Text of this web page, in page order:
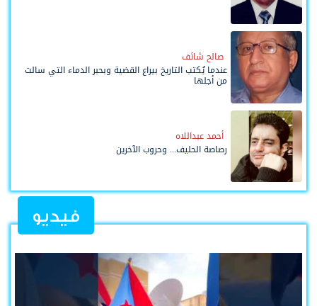
صالح شائف
عندما يُكتب التاريخ بيراع القضية وبحبر الدماء التي سالت
من أجلها
أحمد عبداللاه
رصاصة الحليف... وحروب الآخرين
فيديو